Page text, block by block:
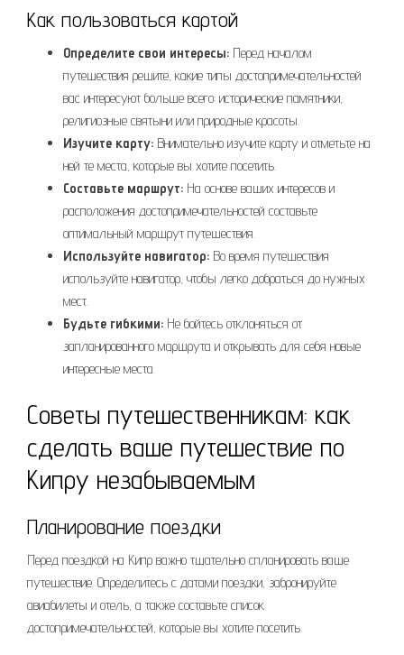
Как пользоваться картой
Определите свои интересы: Перед началом
путешествия решите, какие типы достопримечательностей
вас интересуют больше всего: исторические памятники,
религиозные святыни или природные красоты.
Изучите карту: Внимательно изучите карту и отметьте на
ней те места, которые вы хотите посетить.
Составьте маршрут: На основе ваших интересов и
расположения достопримечательностей составьте
оптимальный маршрут путешествия.
Используйте навигатор: Во время путешествия
используйте навигатор, чтобы легко добраться до нужных
мест.
Будьте гибкими: Не бойтесь отклоняться от
запланированного маршрута и открывать для себя новые
интересные места.
Советы путешественникам: как
сделать ваше путешествие по
Кипру незабываемым
Планирование поездки
Перед поездкой на Кипр важно тщательно спланировать ваше
путешествие. Определитесь с датами поездки, забронируйте
авиабилеты и отель, а также составьте список
достопримечательностей, которые вы хотите посетить.